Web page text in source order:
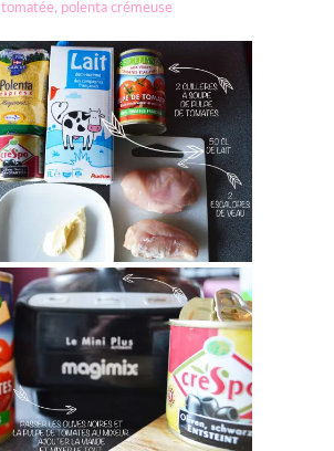
tomatée, polenta crémeuse